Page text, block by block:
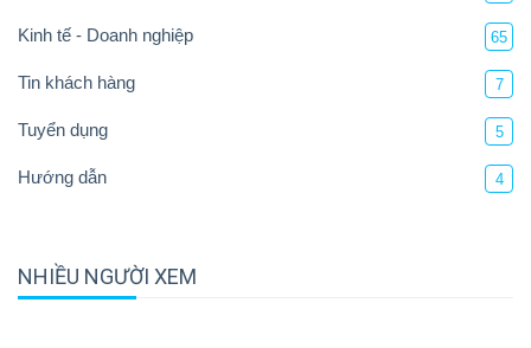
Kinh tế - Doanh nghiệp 65
Tin khách hàng 7
Tuyển dụng 5
Hướng dẫn 4
NHIỀU NGƯỜI XEM